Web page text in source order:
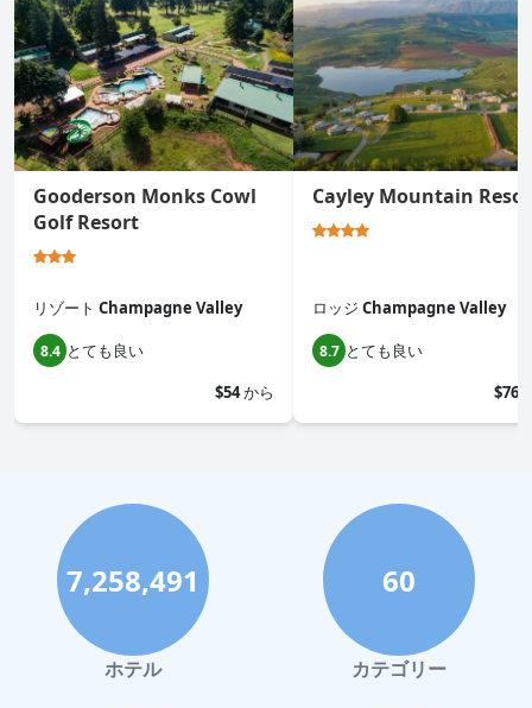
Gooderson Monks Cowl
Golf Resort
リゾート Champagne Valley
8.4 とても良い
$54から
Cayley Mountain
ロッジ Champagne Valley
8.7 とても良い
$76
7,258,491
ホテル
60
カテゴリー